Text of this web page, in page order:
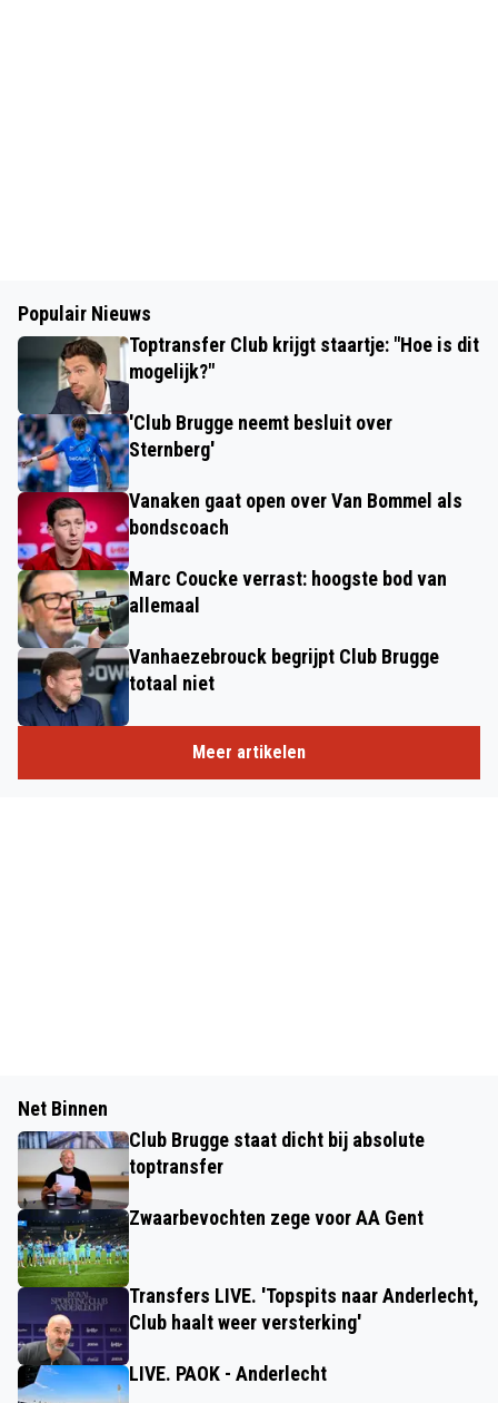
Populair Nieuws
Toptransfer Club krijgt staartje: "Hoe is dit
mogelijk?"
'Club Brugge neemt besluit over
Sternberg'
Vanaken gaat open over Van Bommel als
bondscoach
Marc Coucke verrast: hoogste bod van
allemaal
Vanhaezebrouck begrijpt Club Brugge
totaal niet
Meer artikelen
Net Binnen
Club Brugge staat dicht bij absolute
toptransfer
Zwaarbevochten zege voor AA Gent
Transfers LIVE. 'Topspits naar Anderlecht,
Club haalt weer versterking'
LIVE. PAOK - Anderlecht